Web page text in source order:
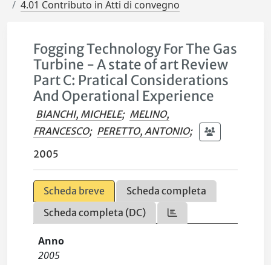
4.01 Contributo in Atti di convegno
Fogging Technology For The Gas
Turbine - A state of art Review
Part C: Pratical Considerations
And Operational Experience
BIANCHI, MICHELE; MELINO,
FRANCESCO; PERETTO, ANTONIO;
2005
Scheda breve
Scheda completa
Scheda completa (DC)
Anno
2005